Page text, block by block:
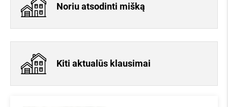
Noriu atsodinti mišką
Kiti aktualūs klausimai